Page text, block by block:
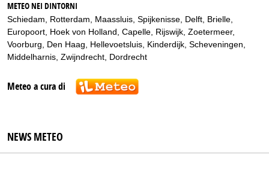
METEO NEI DINTORNI
Schiedam Rotterdam Maassluis Spijkenisse Delft Brielle
Europoort Hoek von Holland Capelle Rijswijk Zoetermeer,
Voorburg
Den Haag Hellevoetsluis Kinderdijk Scheveningen
Middelharnis Zwijndrecht Dordrecht
Meteo a cura di
NEWS METEO